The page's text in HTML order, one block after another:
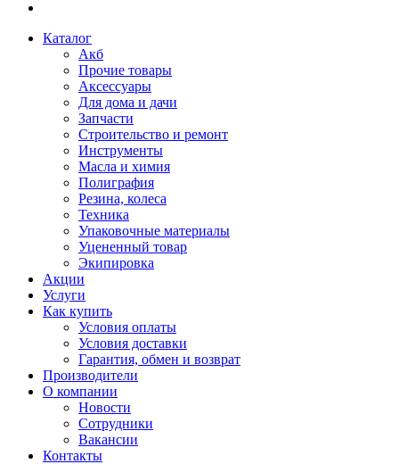
Каталог
Акб
Прочие товары
Аксессуары
Для дома и дачи
Запчасти
Строительство и ремонт
Инструменты
Масла и химия
Полиграфия
Резина, колеса
Техника
Упаковочные материалы
Уцененный товар
Экипировка
Акции
Услуги
Как купить
Условия оплаты
Условия доставки
Гарантия, обмен и возврат
Производители
О компании
Новости
Сотрудники
Вакансии
Контакты